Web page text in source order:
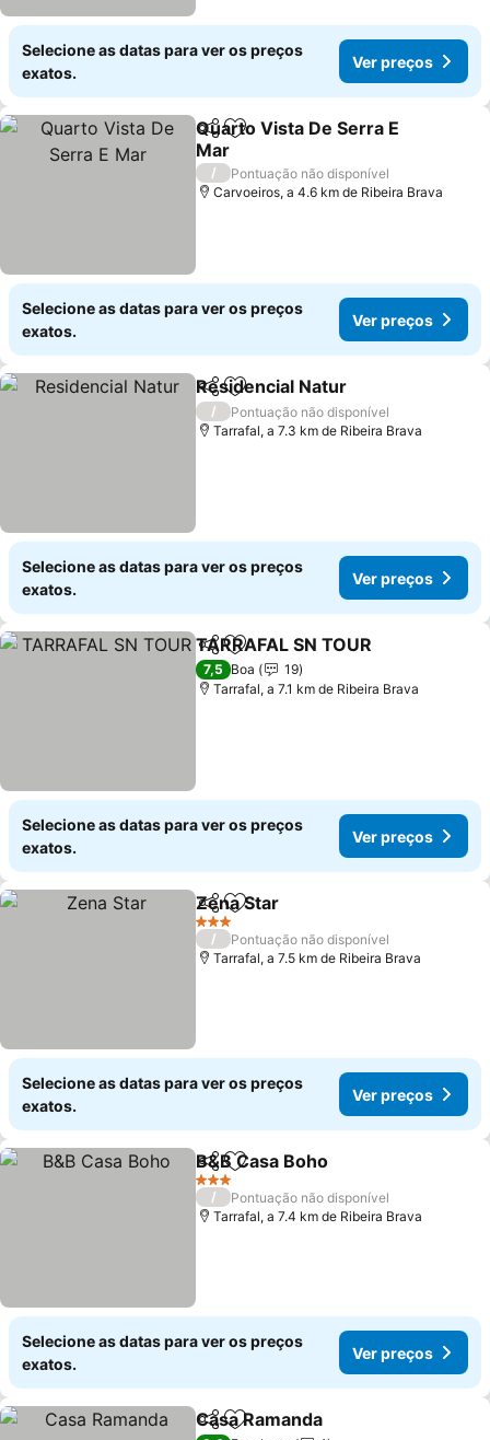
Selecione as datas para ver os preços
exatos.
Ver preços
PartilharAdicionar aos favoritos
Quarto Vista De Serra E
Mar
/
Pontuação não disponível
Carvoeiros, a 4.6 km de Ribeira Brava
Selecione as datas para ver os preços
exatos.
Ver preços
PartilharAdicionar aos favoritos
Residencial Natur
/
Pontuação não disponível
Tarrafal, a 7.3 km de Ribeira Brava
Selecione as datas para ver os preços
exatos.
Ver preços
PartilharAdicionar aos favoritos
TARRAFAL SN TOUR
7,5 Boa
19
Tarrafal, a 7.1 km de Ribeira Brava
Selecione as datas para ver os preços
exatos.
Ver preços
PartilharAdicionar aos favoritos
Zena Star
3 Estrelas
/
Pontuação não disponível
Tarrafal, a 7.5 km de Ribeira Brava
Selecione as datas para ver os preços
exatos.
Ver preços
PartilharAdicionar aos favoritos
B&B Casa Boho
3 Estrelas
/
Pontuação não disponível
Tarrafal, a 7.4 km de Ribeira Brava
Selecione as datas para ver os preços
exatos.
Ver preços
PartilharAdicionar aos favoritos
Casa Ramanda